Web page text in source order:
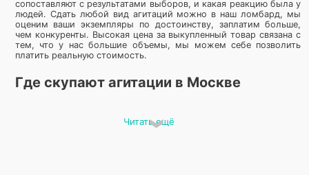
сопоставляют с результатами выборов, и какая реакцию была у
людей. Сдать любой вид агитаций можно в наш ломбард, мы
оценим ваши экземпляры по достоинству, заплатим больше,
чем конкуренты. Высокая цена за выкупленный товар связана с
тем, что у нас большие объемы, мы можем себе позволить
платить реальную стоимость.
Где скупают агитации в Москве
будет если вы не сможете его погасить. Ответ очень прост,
ничего не будет. Гарантией вашего займа является залог, не
Читать ещё